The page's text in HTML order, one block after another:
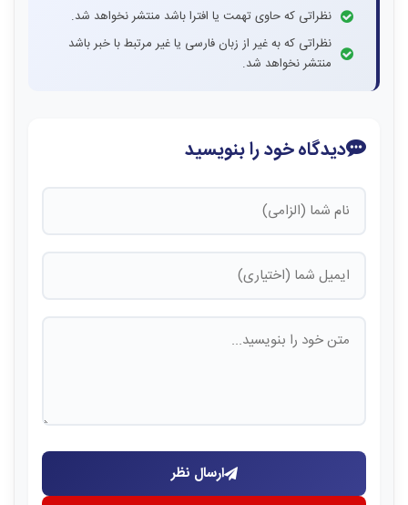
نظراتی که حاوی تهمت یا افترا باشد منتشر نخواهد شد.
نظراتی که به غیر از زبان فارسی یا غیر مرتبط با خبر باشد
منتشر نخواهد شد.
دیدگاه خود را بنویسید
ارسال نظر